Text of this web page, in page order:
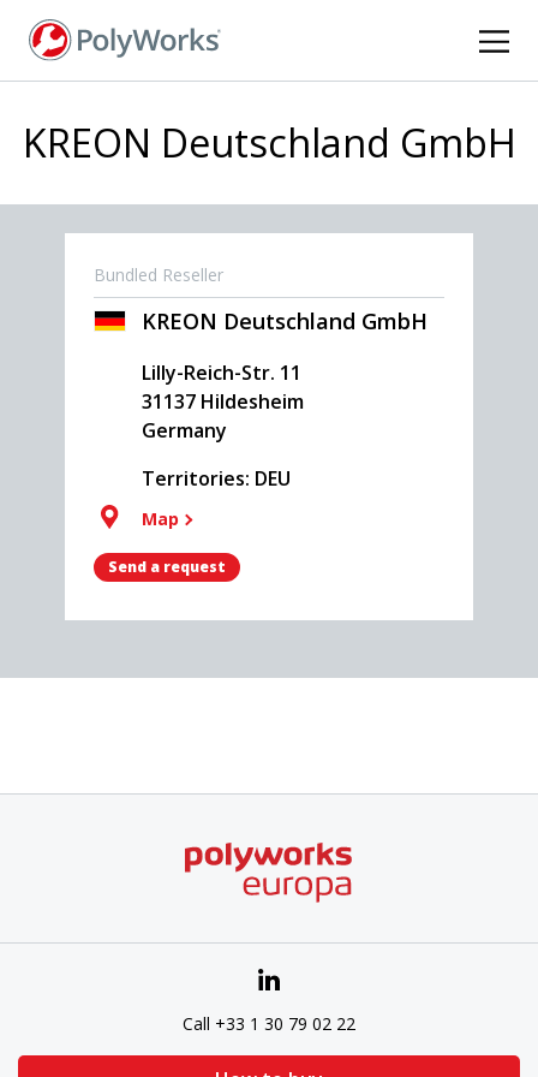
KREON Deutschland GmbH
Bundled Reseller
KREON Deutschland GmbH
Lilly-Reich-Str. 11
31137 Hildesheim
Germany
Territories: DEU
Map
Send a request
Call +33 1 30 79 02 22